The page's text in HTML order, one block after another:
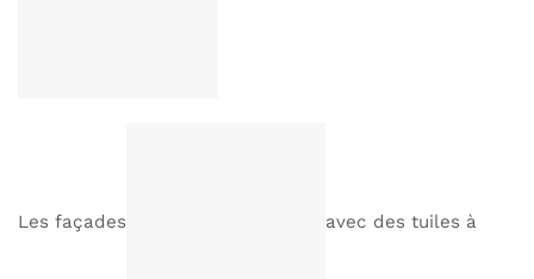
Les façades avec des tuiles à